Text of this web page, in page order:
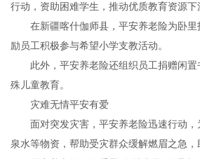
行动，资助困难学生，推动优质教育资源下
在新疆喀什伽师县，平安养老险为卧里
励员工积极参与希望小学支教活动。
此外，平安养老险还组织员工捐赠闲置
殊儿童教育。
灾难无情平安有爱
面对突发灾害，平安养老险迅速行动，
泉水等物资，帮助受灾群众缓解燃眉之急